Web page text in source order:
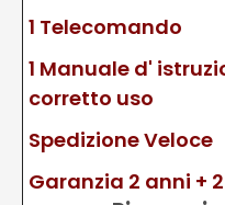
1 Telecomando
1 Manuale d'
corretto uso
Spedizione Veloce
Garanzia 2 anni +